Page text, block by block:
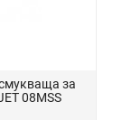
за
08MSS